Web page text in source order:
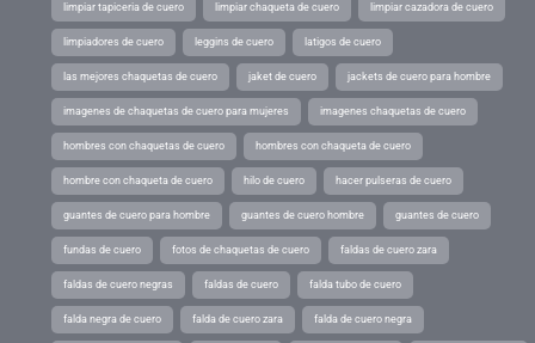
limpiar tapiceria de cuero limpiar chaqueta de cuero limpiar cazadora de cuero
limpiadores de cuero leggins de cuero latigos de cuero
las mejores chaquetas de cuero jaket de cuero jackets de cuero para hombre
imagenes de chaquetas de cuero para mujeres imagenes chaquetas de cuero
hombres con chaquetas de cuero hombres con chaqueta de cuero
hombre con chaqueta de cuero hilo de cuero hacer pulseras de cuero
guantes de cuero para hombre guantes de cuero hombre guantes de cuero
fundas de cuero fotos de chaquetas de cuero faldas de cuero zara
faldas de cuero negras faldas de cuero falda tubo de cuero
falda negra de cuero falda de cuero zara falda de cuero negra